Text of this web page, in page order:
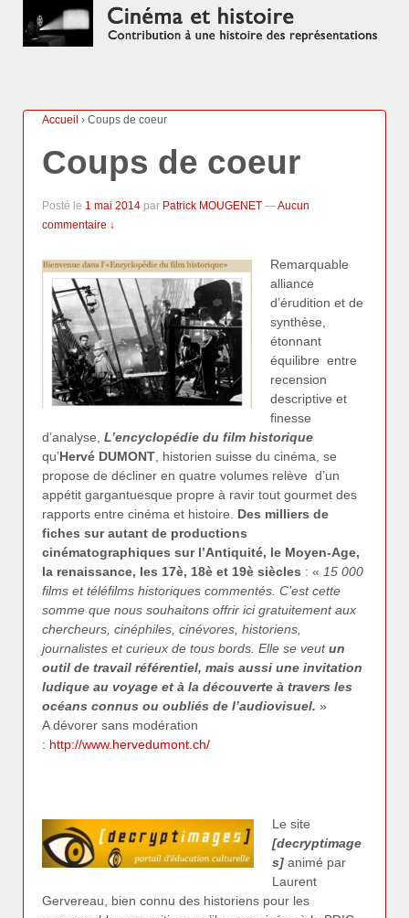
Accueil › Coups de coeur
Coups de coeur
Posté le 1 mai 2014 par Patrick MOUGENET —Aucun
commentaire ↓
Remarquable
alliance
d’érudition et de
synthèse,
étonnant
équilibre entre
recension
descriptive et
finesse
d’analyse, L’encyclopédie du film historique
qu’Hervé DUMONT , historien suisse du cinéma, se
propose de décliner en quatre volumes relève d’un
appétit gargantuesque propre à ravir tout gourmet des
rapports entre cinéma et histoire. Des milliers de
fiches sur autant de productions
cinématographiques sur l’Antiquité, le Moyen-Age,
la renaissance, les 17è, 18è et 19è siècles : « 15 000
films et téléfilms historiques commentés. C’est cette
somme que nous souhaitons offrir ici gratuitement aux
chercheurs, cinéphiles, cinévores, historiens,
journalistes et curieux de tous bords. Elle se veutun
outil de travail référentiel, mais aussi une invitation
ludique au voyage et à la découverte à travers les
océans connus ou oubliés de l’audiovisuel. »
A dévorer sans modération
: http://www.hervedumont.ch/
Le site
[decryptimage
s] animé par
Laurent
Gervereau, bien connu des historiens pour les